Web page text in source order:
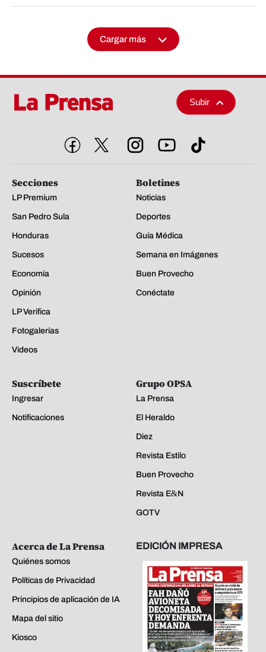
Cargar más
Subir
Secciones
LP Premium
San Pedro Sula
Honduras
Sucesos
Economía
Opinión
LP Verifica
Fotogalerías
Videos
Boletines
Noticias
Deportes
Guía Médica
Semana en Imágenes
Buen Provecho
Conéctate
Suscríbete
Ingresar
Notificaciones
Grupo OPSA
La Prensa
El Heraldo
Diez
Revista Estilo
Buen Provecho
Revista E&N
GOTV
Acerca de La Prensa
Quiénes somos
Políticas de Privacidad
Principios de aplicación de IA
Mapa del sitio
Kiosco
EDICIÓN IMPRESA